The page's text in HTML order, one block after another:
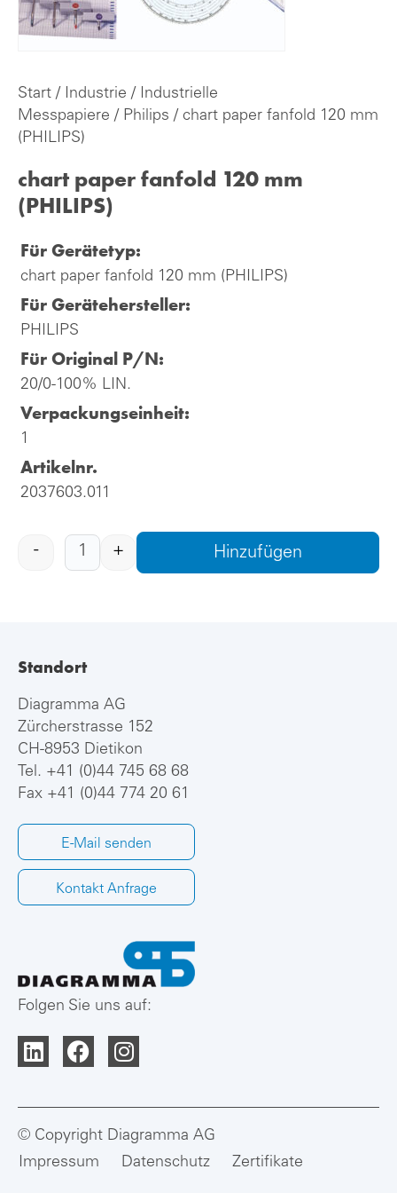
Start / Industrie / Industrielle
Messpapiere / Philips / chart paper fanfold 120 mm
(PHILIPS)
chart paper fanfold 120 mm
(PHILIPS)
Für Gerätetyp:
chart paper fanfold 120 mm (PHILIPS)
Für Gerätehersteller:
PHILIPS
Für Original P/N:
20/0-100% LIN.
Verpackungseinheit:
1
Artikelnr.
2037603.011
- + Hinzufügen
Standort
Diagramma AG
Zürcherstrasse 152
CH-8953 Dietikon
Tel. +41 (0)44 745 68 68
Fax +41 (0)44 774 20 61
E-Mail senden
Kontakt Anfrage
Folgen Sie uns auf:
© Copyright Diagramma AG
Impressum
Datenschutz Zertifikate